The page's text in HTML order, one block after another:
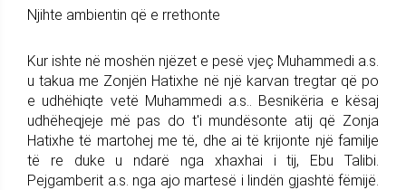
Njihte ambientin që e rrethonte
Kur ishte në moshën njëzet e pesë vjeç Muhammedi a.s.
u takua me Zonjën Hatixhe në një karvan tregtar që po
e udhëhiqte vetë Muhammedi a.s.. Besnikëria e kësaj
udhëheqjeje më pas do t'i mundësonte atij që Zonja
Hatixhe të martohej me të, dhe ai të krijonte një familje
të re duke u ndarë nga xhaxhai i tij, Ebu Talibi.
Pejgamberit a.s. nga ajo martesë i lindën gjashtë fëmijë.